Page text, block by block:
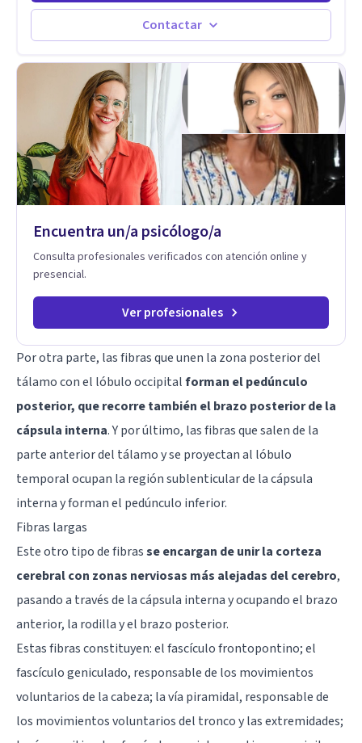
Contactar
Encuentra un/a psicólogo/a
Consulta profesionales verificados con atención online y
presencial.
Ver profesionales
Por otra parte, las fibras que unen la zona posterior del
tálamo con el lóbulo occipitalforman el pedúnculo
posterior, que recorre también el brazo posterior de la
cápsula interna. Y por último, las fibras que salen de la
parte anterior del tálamo y se proyectan al lóbulo
temporal ocupan la región sublenticular de la cápsula
interna y forman el pedúnculo inferior.
Fibras largas
Este otro tipo de fibrasse encargan de unir la corteza
cerebral con zonas nerviosas más alejadas del cerebro,
pasando a través de la cápsula interna y ocupando el brazo
anterior, la rodilla y el brazo posterior.
Estas fibras constituyen: el fascículo frontopontino; el
fascículo geniculado, responsable de los movimientos
voluntarios de la cabeza; la vía piramidal, responsable de
los movimientos voluntarios del tronco y las extremidades;